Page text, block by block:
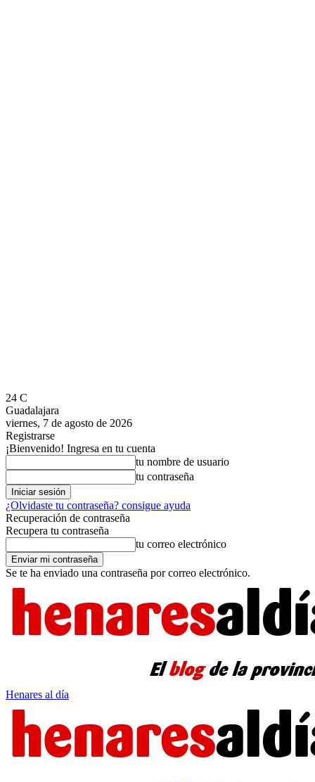
24 C
Guadalajara
viernes, 7 de agosto de 2026
Registrarse
¡Bienvenido! Ingresa en tu cuenta
tu nombre de usuario
tu contraseña
¿Olvidaste tu contraseña? consigue ayuda
Recuperación de contraseña
Recupera tu contraseña
tu correo electrónico
Se te ha enviado una contraseña por correo electrónico.
Henares al día